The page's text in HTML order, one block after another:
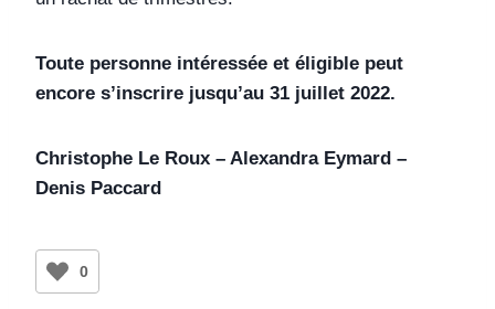
Toute personne intéressée et éligible peut
encore s’inscrire jusqu’au 31 juillet 2022.
Christophe Le Roux – Alexandra Eymard –
Denis Paccard
0